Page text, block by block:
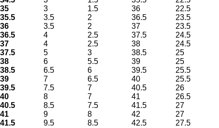
35
3 1.5 36
22.5
35.5
3.5 2 36.5
23.5
36
3.5 2 37
23.5
36.5
4 2.5 37.5
24.5
37
4 2.5 38
24.5
37.5
5 3 38.5
25
38
6 5.5 39
25
38.5
6.5 6 39.5
25.5
39
7 6.5 40
25.5
39.5
7.5 7 40.5
26
40
8 7 41
26.5
40.5
8.5 7.5 41.5
27
41
9 8 42
27
41.5
9.5 8.5 42.5
27.5